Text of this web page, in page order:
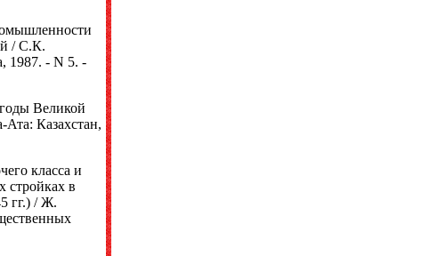
/ С.К.
1987. - N 5. -
Великой
Казахстан,
класса и
стройках в
гг.) / Ж.